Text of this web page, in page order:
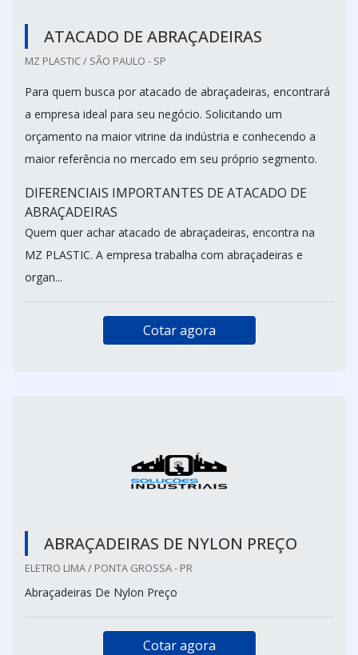
ATACADO DE ABRAÇADEIRAS
MZ PLASTIC / SÃO PAULO - SP
Para quem busca por atacado de abraçadeiras, encontrará
a empresa ideal para seu negócio. Solicitando um
orçamento na maior vitrine da indústria e conhecendo a
maior referência no mercado em seu próprio segmento.
DIFERENCIAIS IMPORTANTES DE ATACADO DE
ABRAÇADEIRAS
Quem quer achar atacado de abraçadeiras, encontra na
MZ PLASTIC. A empresa trabalha com abraçadeiras e
organ...
Cotar agora
ABRAÇADEIRAS DE NYLON PREÇO
ELETRO LIMA / PONTA GROSSA - PR
Abraçadeiras De Nylon Preço
Cotar agora